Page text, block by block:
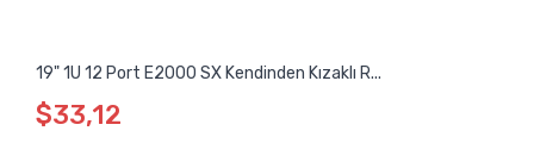
19" 1U 12 Port E2000 SX Kendinden Kızaklı R...
$33,12